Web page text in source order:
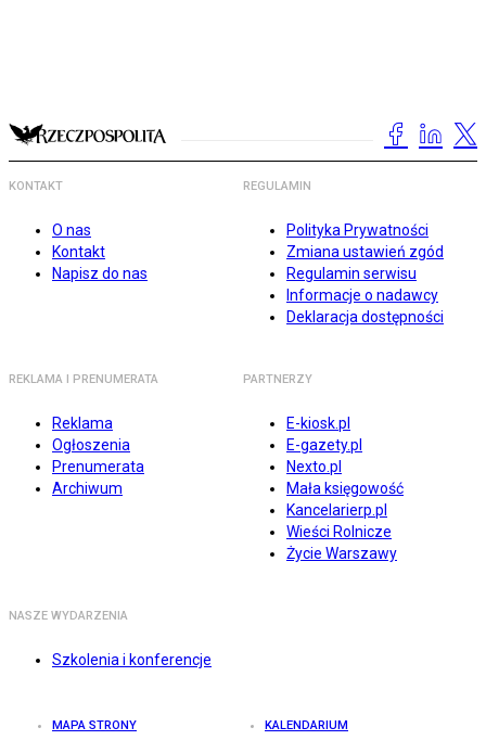
KONTAKT
O nas
Kontakt
Napisz do nas
REGULAMIN
Polityka Prywatności
Zmiana ustawień zgód
Regulamin serwisu
Informacje o nadawcy
Deklaracja dostępności
REKLAMA I PRENUMERATA
Reklama
Ogłoszenia
Prenumerata
Archiwum
PARTNERZY
E-kiosk.pl
E-gazety.pl
Nexto.pl
Mała księgowość
Kancelarierp.pl
Wieści Rolnicze
Życie Warszawy
NASZE WYDARZENIA
Szkolenia i konferencje
MAPA STRONY KALENDARIUM